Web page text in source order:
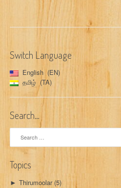
Switch Language
English
EN
தமிழ்
TA
Search…
Topics
► Thirumoolar(5)